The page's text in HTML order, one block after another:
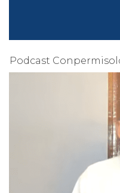
Podcast